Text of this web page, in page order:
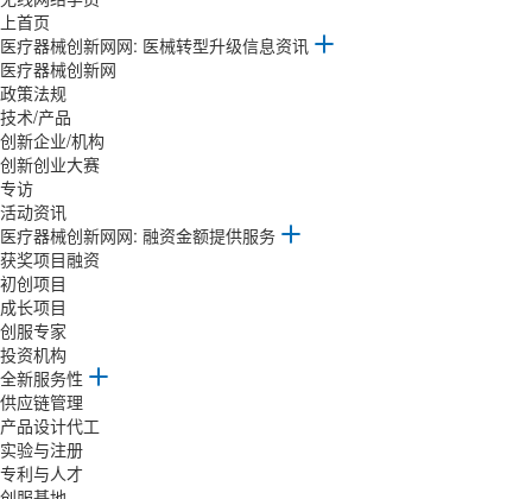
上首页
医疗器械创新网网: 医械转型升级信息资讯
医疗器械创新网
政策法规
技术/产品
创新企业/机构
创新创业大赛
专访
活动资讯
医疗器械创新网网: 融资金额提供服务
获奖项目融资
初创项目
成长项目
创服专家
投资机构
全新服务性
供应链管理
产品设计代工
实验与注册
专利与人才